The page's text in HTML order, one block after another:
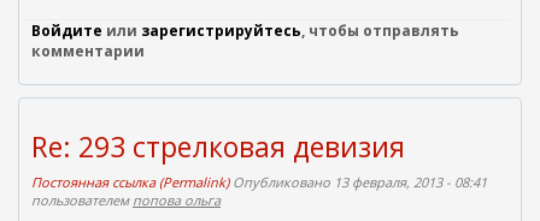
Войдите или зарегистрируйтесь, чтобы отправлять
комментарии
Re: 293 стрелковая девизия
Постоянная ссылка (Permalink)Опубликовано 13 февраля, 2013 - 08:41
пользователем попова ольга